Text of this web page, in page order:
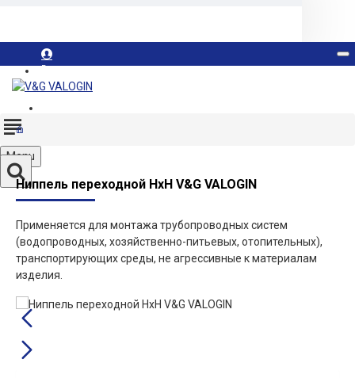
Вход
Menu
Ниппель переходной НхН V&G VALOGIN
Применяется для монтажа трубопроводных систем
(водопроводных, хозяйственно-питьевых, отопительных),
транспортирующих среды, не агрессивные к материалам
изделия.